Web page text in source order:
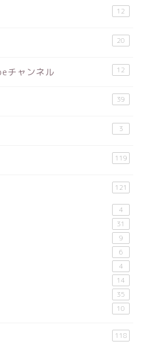
12
20
チャンネル 12
39
3
119
121
4
31
9
6
4
14
35
10
118